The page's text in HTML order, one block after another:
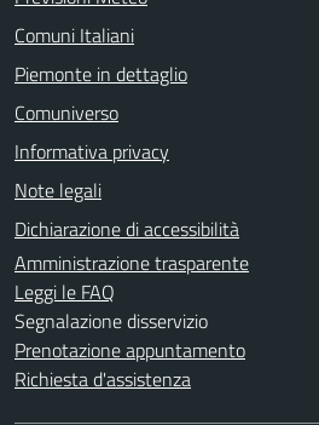
Comuni Italiani
Piemonte in dettaglio
Comuniverso
Informativa privacy
Note legali
Dichiarazione di accessibilità
Amministrazione trasparente
Leggi le FAQ
Segnalazione disservizio
Prenotazione appuntamento
Richiesta d'assistenza